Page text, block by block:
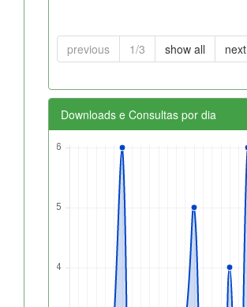
previous 1/3 show all next
Downloads e Consultas por dia